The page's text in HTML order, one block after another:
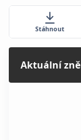
Stáhnout
Aktuální